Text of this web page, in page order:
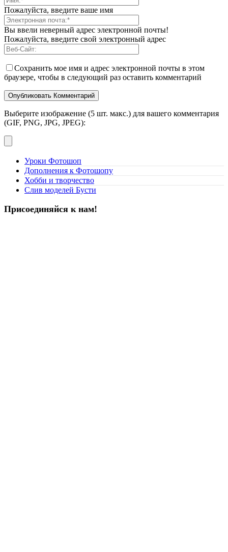
Пожалуйста, введите ваше имя
Вы ввели неверный адрес электронной почты!
Пожалуйста, введите свой электронный адрес
Сохранить мое имя и адрес электронной почты в этом
браузере, чтобы в следующий раз оставить комментарий
Выберите изображение (5 шт. макс.) для вашего комментария
(GIF, PNG, JPG, JPEG):
Уроки Фотошоп
Дополнения к Фотошопу
Хобби и творчество
Слив моделей Бусти
Присоединяйся к нам!